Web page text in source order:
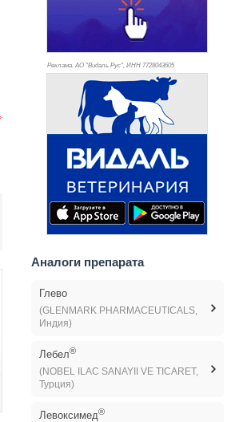
Реклама. АО "Видаль Рус", ИНН 7728043605
Аналоги препарата
Глево
(GLENMARK PHARMACEUTICALS,
Индия)
Лебел®
(NOBEL ILAC SANAYII VE TICARET,
Турция)
Левоксимед®